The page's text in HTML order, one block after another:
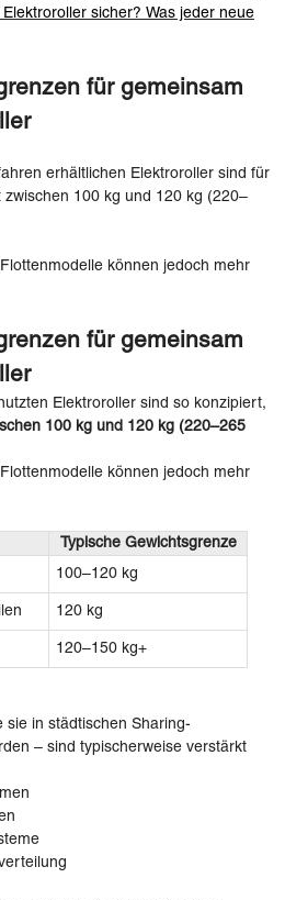
Elektroroller sicher? Was jeder neue
für gemeinsam
erhältlichen Elektroroller sind für
100 kg und 120 kg (220–
können jedoch mehr
für gemeinsam
Elektroroller sind so konzipiert,
100 kg und 120 kg (220–265
können jedoch mehr
Typische Gewichtsgrenze
100–120 kg
120 kg
120–150 kg+
sie in städtischen Sharing-
– sind typischerweise verstärkt